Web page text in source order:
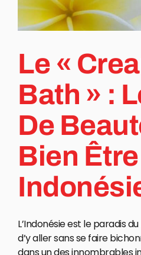
Le «
Bath » :
De
Bien
L’Indonésie est le paradis
d’y aller sans se faire
dans un des innombrables